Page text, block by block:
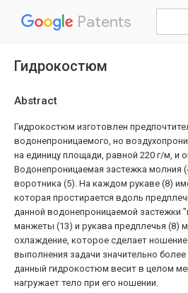
Patents
Гидрокостюм
Abstract
Гидрокостюм изготовлен
водонепроницаемого, но
на единицу площади, равной 220 г/м, и
Водонепроницаемая застежка молния
воротника (5). На каждом рукаве (8)
которая простирается вдоль
данной водонепроницаемой застежки
манжеты (13) и рукава предплечья (8)
охлаждение, которое сделает
выполнения задачи значительно
данный гидрокостюм весит в целом
нагружает тело при его ношении.